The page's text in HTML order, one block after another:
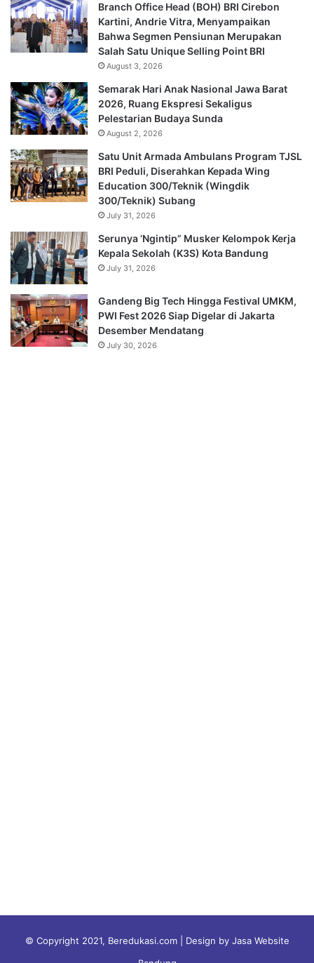
Branch Office Head (BOH) BRI Cirebon
Kartini, Andrie Vitra, Menyampaikan
Bahwa Segmen Pensiunan Merupakan
Salah Satu Unique Selling Point BRI
August 3, 2026
Semarak Hari Anak Nasional Jawa Barat
2026, Ruang Ekspresi Sekaligus
Pelestarian Budaya Sunda
August 2, 2026
Satu Unit Armada Ambulans Program TJSL
BRI Peduli, Diserahkan Kepada Wing
Education 300/Teknik (Wingdik
300/Teknik) Subang
July 31, 2026
Serunya ‘Ngintip” Musker Kelompok Kerja
Kepala Sekolah (K3S) Kota Bandung
July 31, 2026
Gandeng Big Tech Hingga Festival UMKM,
PWI Fest 2026 Siap Digelar di Jakarta
Desember Mendatang
July 30, 2026
© Copyright 2021, Beredukasi.com | Design by Jasa Website